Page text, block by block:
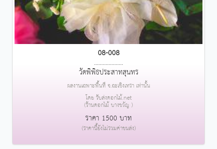
08-008
....................
วัดพิพิธประสาทสุนทร
ผลงานเฉพาะพื้นที่ จ.ฉะเชิงเทรา เท่านั้น
โดย รับส่งดอกไม้.net
(ร้านดอกไม้ บางขวัญ )
ราคา 1500 บาท
(ราคานี้ยังไม่รวมค่าขนส่ง)